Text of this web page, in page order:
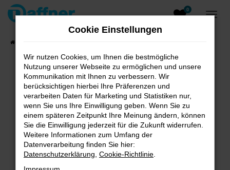
Zum
Hauptinhalt
0
Unsere Angebote
Fehler: Network Error
Beim Laden ist ein Fehler aufgetreten.
Cookie Einstellungen
Wir nutzen Cookies, um Ihnen die bestmögliche
Nutzung unserer Webseite zu ermöglichen und unsere
Kommunikation mit Ihnen zu verbessern. Wir
berücksichtigen hierbei Ihre Präferenzen und
verarbeiten Daten für Marketing und Statistiken nur,
wenn Sie uns Ihre Einwilligung geben. Wenn Sie zu
einem späteren Zeitpunkt Ihre Meinung ändern, können
Sie die Einwilligung jederzeit für die Zukunft widerrufen.
Weitere Informationen zum Umfang der
Datenverarbeitung finden Sie hier:
Datenschutzerklärung Cookie-Richtlinie